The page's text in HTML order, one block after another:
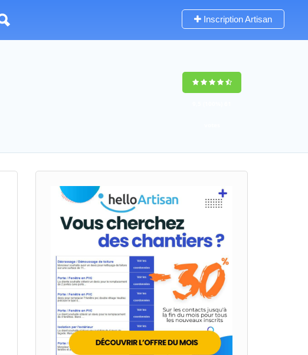
Inscription Artisan